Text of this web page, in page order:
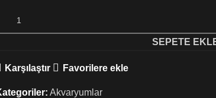
SEPETE
Karşılaştır Favorilere ekle
Akvaryumlar